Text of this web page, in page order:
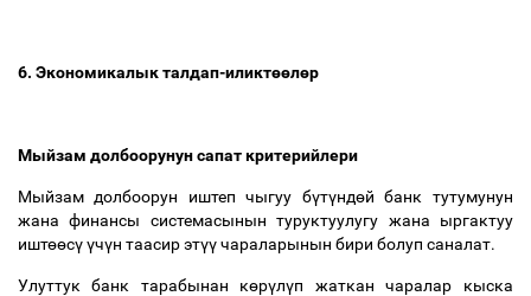
6. Экономикалык талдап-иликтөөлөр
Мыйзам долбоорунун сапат критерийлери
Мыйзам долбоорун иштеп чыгуу бүтүндөй банк тутумунун
жана финансы системасынын туруктуулугу жана ыргактуу
иштөөсүүчүн таасир этүүчараларынын бири болуп саналат.
Улуттук банк тарабынан көрүлүп жаткан чаралар кыска